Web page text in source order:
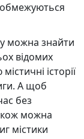
обмежуються
можна знайти
відомих
історії
А щоб
без
можна
містики